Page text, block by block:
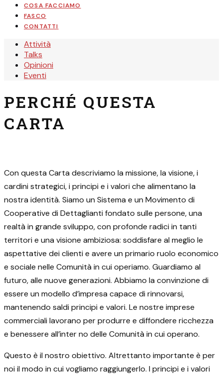
COSA FACCIAMO
FASCO
CONTATTI
SearchAttività
Talks
Opinioni
Eventi
PERCHÉ QUESTA
CARTA
Con questa Carta descriviamo la missione, la visione, i
cardini strategici, i principi e i valori che alimentano la
nostra identità. Siamo un Sistema e un Movimento di
Cooperative di Dettaglianti fondato sulle persone, una
realtà in grande sviluppo, con profonde radici in tanti
territori e una visione ambiziosa: soddisfare al meglio le
aspettative dei clienti e avere un primario ruolo economico
e sociale nelle Comunità in cui operiamo. Guardiamo al
futuro, alle nuove generazioni. Abbiamo la convinzione di
essere un modello d’impresa capace di rinnovarsi,
mantenendo saldi principi e valori. Le nostre imprese
commerciali lavorano per produrre e diffondere ricchezza
e benessere all’inter no delle Comunità in cui operano.
Questo è il nostro obiettivo. Altrettanto importante è per
noi il modo in cui vogliamo raggiungerlo. I principi e i valori